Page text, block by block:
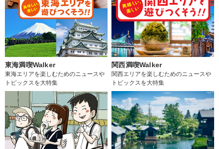
東海満喫Walker
東海エリアを楽しむためのニュースや
トピックスを大特集
関西満喫Walker
関西エリアを楽しむためのニュースや
トピックスを大特集